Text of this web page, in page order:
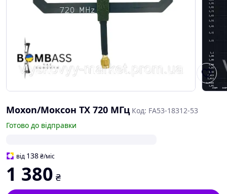
Moxon/Моксон TX 720 МГц Код: FA53-18312-53
Готово до відправки
від 138₴/міс
1 380 ₴